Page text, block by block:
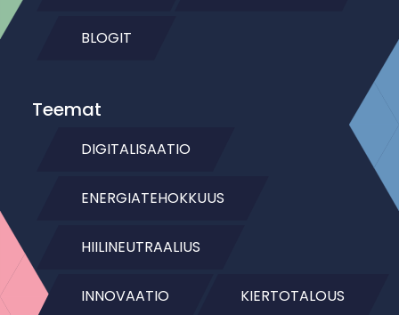
BLOGIT
Teemat
DIGITALISAATIO
ENERGIATEHOKKUUS
HIILINEUTRAALIUS
INNOVAATIO KIERTOTALOUS